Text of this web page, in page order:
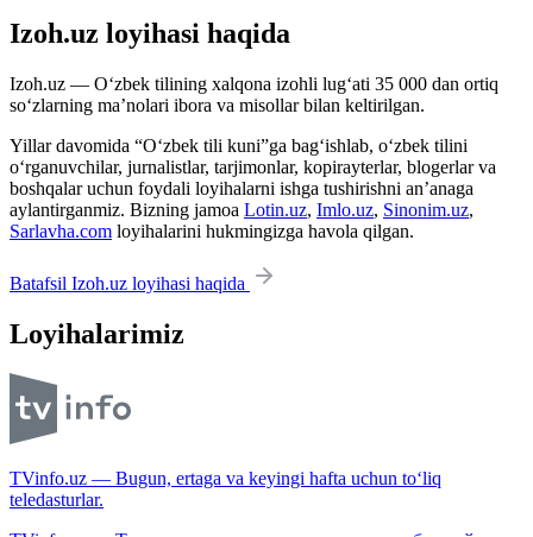
Izoh.uz loyihasi haqida
Izoh.uz — O‘zbek tilining xalqona izohli lug‘ati 35 000 dan ortiq
so‘zlarning ma’nolari ibora va misollar bilan keltirilgan.
Yillar davomida “O‘zbek tili kuni”ga bag‘ishlab, o‘zbek tilini
o‘rganuvchilar, jurnalistlar, tarjimonlar, kopirayterlar, blogerlar va
boshqalar uchun foydali loyihalarni ishga tushirishni an’anaga
aylantirganmiz. Bizning jamoa Lotin.uz, Imlo.uz, Sinonim.uz,
Sarlavha.com loyihalarini hukmingizga havola qilgan.
Batafsil Izoh.uz loyihasi haqida
Loyihalarimiz
TVinfo.uz — Bugun, ertaga va keyingi hafta uchun to‘liq
teledasturlar.